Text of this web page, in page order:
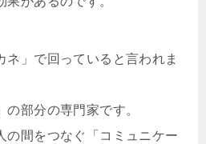
ネ」で回っていると言われま
部分の専門家です。
の間をつなぐ「コミュニケー